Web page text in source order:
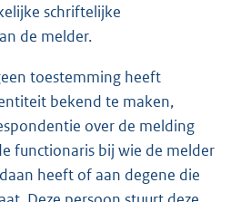
schriftelijke
de melder.
toestemming heeft
bekend te maken,
over de melding
functionaris bij wie de melder
heeft of aan degene die